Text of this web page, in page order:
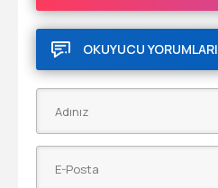
OKUYUCU YORUMLARI